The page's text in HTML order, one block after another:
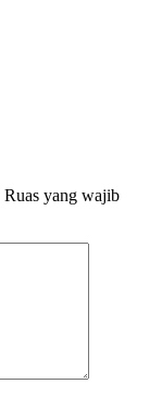
Ruas yang wajib